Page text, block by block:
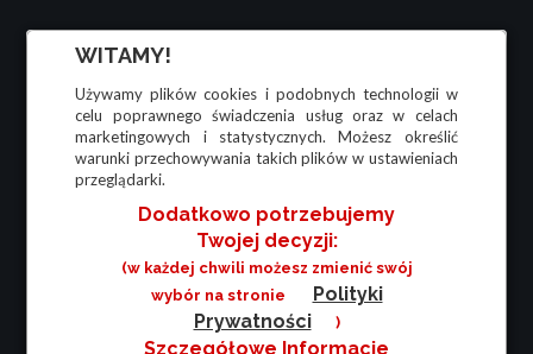
WITAMY!
Używamy plików cookies i podobnych technologii w
celu poprawnego świadczenia usług oraz w celach
marketingowych i statystycznych. Możesz określić
warunki przechowywania takich plików w ustawieniach
przeglądarki.
Dodatkowo potrzebujemy
Twojej decyzji:
(w każdej chwili możesz zmienić swój
wybór na stronie
Polityki
Prywatności
)
Szczegółowe Informacje